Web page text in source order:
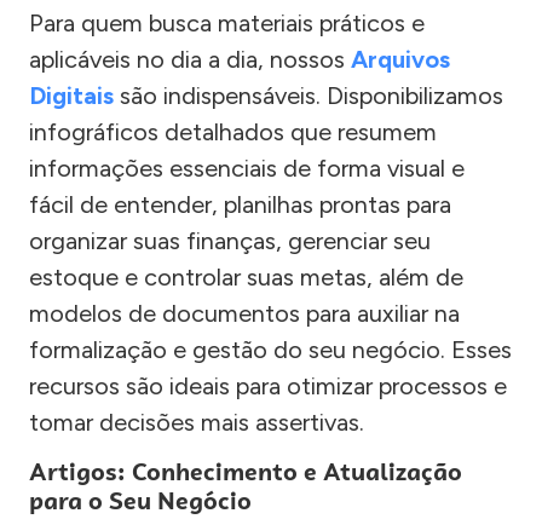
Para quem busca materiais práticos e
aplicáveis no dia a dia, nossos Arquivos
Digitais são indispensáveis. Disponibilizamos
infográficos detalhados que resumem
informações essenciais de forma visual e
fácil de entender, planilhas prontas para
organizar suas finanças, gerenciar seu
estoque e controlar suas metas, além de
modelos de documentos para auxiliar na
formalização e gestão do seu negócio. Esses
recursos são ideais para otimizar processos e
tomar decisões mais assertivas.
Artigos: Conhecimento e Atualização
para o Seu Negócio